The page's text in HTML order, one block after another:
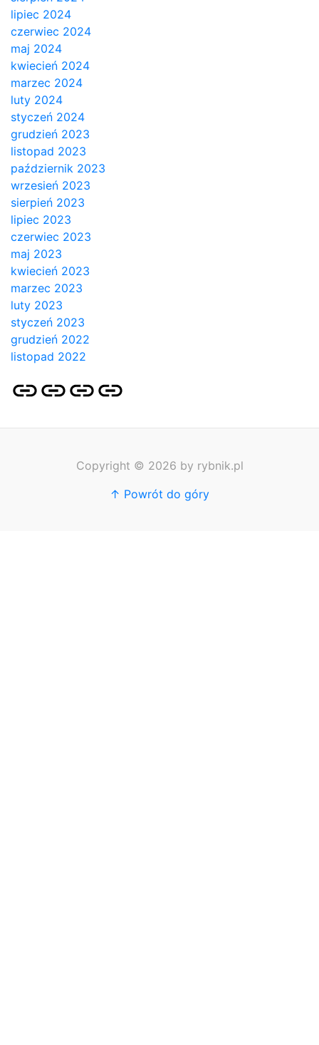
lipiec 2024
czerwiec 2024
maj 2024
kwiecień 2024
marzec 2024
luty 2024
styczeń 2024
grudzień 2023
listopad 2023
październik 2023
wrzesień 2023
sierpień 2023
lipiec 2023
czerwiec 2023
maj 2023
kwiecień 2023
marzec 2023
luty 2023
styczeń 2023
grudzień 2022
listopad 2022
Strona
główna
Pozycjonowanie
Stron
SKLEP
SEO
BLOG
Copyright © 2026 by rybnik.pl
↑ Powrót do góry